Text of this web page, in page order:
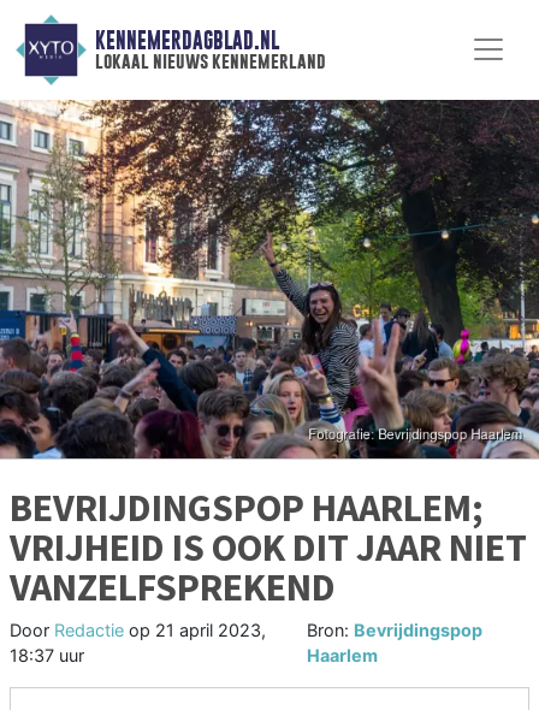
KENNEMERDAGBLAD.NL
lokaal nieuws kennemerland
BEVRIJDINGSPOP HAARLEM;
VRIJHEID IS OOK DIT JAAR NIET
VANZELFSPREKEND
Door Redactie op 21 april 2023,
18:37 uur
Bron: Bevrijdingspop
Haarlem